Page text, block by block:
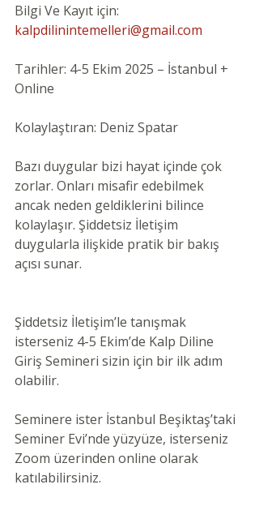
Bilgi Ve Kayıt için:
kalpdilinintemelleri@gmail.com
Tarihler: 4-5 Ekim 2025 – İstanbul +
Online
Kolaylaştıran: Deniz Spatar
Bazı duygular bizi hayat içinde çok
zorlar. Onları misafir edebilmek
ancak neden geldiklerini bilince
kolaylaşır. Şiddetsiz İletişim
duygularla ilişkide pratik bir bakış
açısı sunar.
Şiddetsiz İletişim’le tanışmak
isterseniz 4-5 Ekim’de Kalp Diline
Giriş Semineri sizin için bir ilk adım
olabilir.
Seminere ister İstanbul Beşiktaş’taki
Seminer Evi’nde yüzyüze, isterseniz
Zoom üzerinden online olarak
katılabilirsiniz.